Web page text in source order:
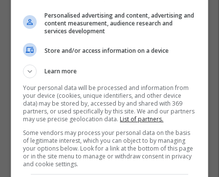
Diego Simeone Vladimir Weiss
Atletico Madrid
Slovan Bratislava
Liga E Kampionëve
Personalised advertising and content, advertising and
content measurement, audience research and
services development
Store and/or access information on a device
Learn more
Your personal data will be processed and information from
your device (cookies, unique identifiers, and other device
data) may be stored by, accessed by and shared with 369
partners, or used specifically by this site. We and our partners
may use precise geolocation data. List of partners.
Some vendors may process your personal data on the basis
of legitimate interest, which you can object to by managing
your options below. Look for a link at the bottom of this page
or in the site menu to manage or withdraw consent in privacy
and cookie settings.